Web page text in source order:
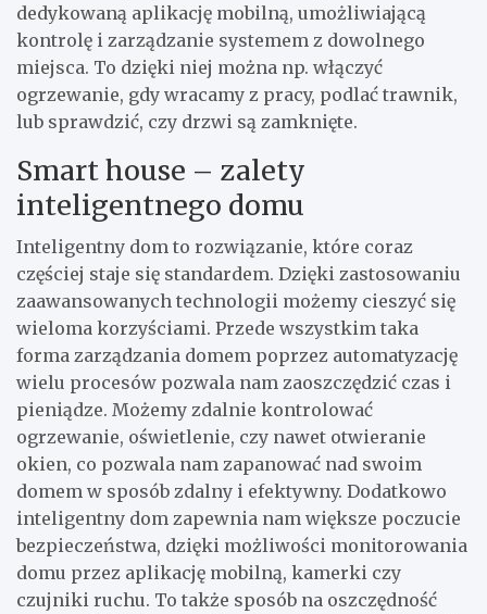
dedykowaną aplikację mobilną, umożliwiającą
kontrolę i zarządzanie systemem z dowolnego
miejsca. To dzięki niej można np. włączyć
ogrzewanie, gdy wracamy z pracy, podlać trawnik,
lub sprawdzić, czy drzwi są zamknięte.
Smart house – zalety
inteligentnego domu
Inteligentny dom to rozwiązanie, które coraz
częściej staje się standardem. Dzięki zastosowaniu
zaawansowanych technologii możemy cieszyć się
wieloma korzyściami. Przede wszystkim taka
forma zarządzania domem poprzez automatyzację
wielu procesów pozwala nam zaoszczędzić czas i
pieniądze. Możemy zdalnie kontrolować
ogrzewanie, oświetlenie, czy nawet otwieranie
okien, co pozwala nam zapanować nad swoim
domem w sposób zdalny i efektywny. Dodatkowo
inteligentny dom zapewnia nam większe poczucie
bezpieczeństwa, dzięki możliwości monitorowania
domu przez aplikację mobilną, kamerki czy
czujniki ruchu. To także sposób na oszczędność